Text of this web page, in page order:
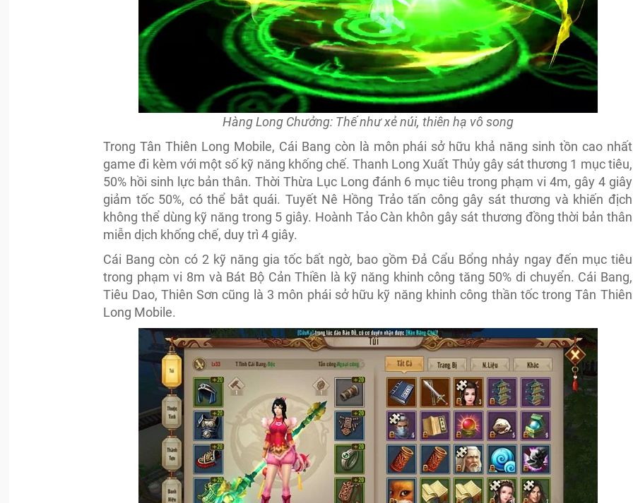
Hàng Long Chưởng: Thế như xẻ núi, thiên hạ vô song
Trong Tân Thiên Long Mobile, Cái Bang còn là môn phái sở hữu khả năng sinh tồn cao nhất
game đi kèm với một số kỹ năng khống chế. Thanh Long Xuất Thủy gây sát thương 1 mục tiêu,
50% hồi sinh lực bản thân. Thời Thừa Lục Long đánh 6 mục tiêu trong phạm vi 4m, gây 4 giây
giảm tốc 50%, có thể bắt quái. Tuyết Nê Hồng Trảo tấn công gây sát thương và khiến địch
không thể dùng kỹ năng trong 5 giây. Hoành Tảo Càn khôn gây sát thương đồng thời bản thân
miễn dịch khống chế, duy trì 4 giây.
Cái Bang còn có 2 kỹ năng gia tốc bất ngờ, bao gồm Đả Cẩu Bổng nhảy ngay đến mục tiêu
trong phạm vi 8m và Bát Bộ Cản Thiền là kỹ năng khinh công tăng 50% di chuyển. Cái Bang,
Tiêu Dao, Thiên Sơn cũng là 3 môn phái sở hữu kỹ năng khinh công thần tốc trong Tân Thiên
Long Mobile.